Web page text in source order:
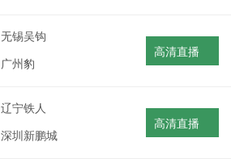
无锡吴钩
广州豹
高清直播
辽宁铁人
深圳新鹏城
高清直播